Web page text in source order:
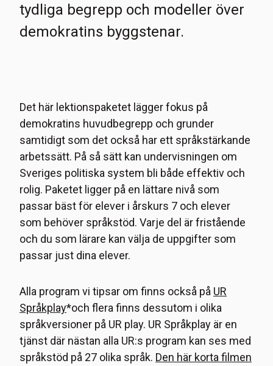
tydliga begrepp och modeller över
demokratins byggstenar.
Det här lektionspaketet lägger fokus på
demokratins huvudbegrepp och grunder
samtidigt som det också har ett språkstärkande
arbetssätt. På så sätt kan undervisningen om
Sveriges politiska system bli både effektiv och
rolig. Paketet ligger på en lättare nivå som
passar bäst för elever i årskurs 7 och elever
som behöver språkstöd. Varje del är fristående
och du som lärare kan välja de uppgifter som
passar just dina elever.
Alla program vi tipsar om finns också på UR
Språkplay*och flera finns dessutom i olika
språkversioner på UR play. UR Språkplay är en
tjänst där nästan alla UR:s program kan ses med
språkstöd på 27 olika språk. Den här korta filmen